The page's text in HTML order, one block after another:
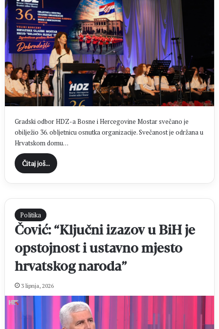
Gradski odbor HDZ-a Bosne i Hercegovine Mostar svečano je
obilježio 36. obljetnicu osnutka organizacije. Svečanost je održana u
Hrvatskom domu…
Čitaj još...
Politika
Čović: “Ključni izazov u BiH je
opstojnost i ustavno mjesto
hrvatskog naroda”
3 lipnja, 2026